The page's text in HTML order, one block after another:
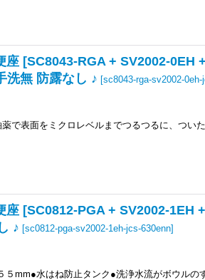
[SC8043-RGA + SV2002-0EH
洗無 防露なし ♪ [sc8043-rga-sv2002-0eh-
で表面をミクロレベルまでつるつるに、つい
[SC0812-PGA + SV2002-1EH
♪ [sc0812-pga-sv2002-1eh-jcs-630enn]
mm●水はね防止タンク●洗浄水流がボウルの